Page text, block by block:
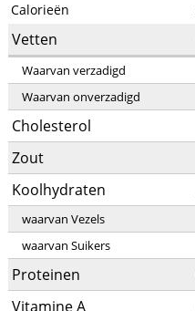
Calorieën
Vetten
Waarvan verzadigd
Waarvan onverzadigd
Cholesterol
Zout
Koolhydraten
waarvan Vezels
waarvan Suikers
Proteinen
Vitamine A